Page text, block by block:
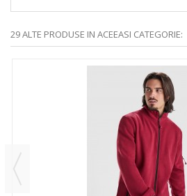
29 ALTE PRODUSE IN ACEEASI CATEGORIE: